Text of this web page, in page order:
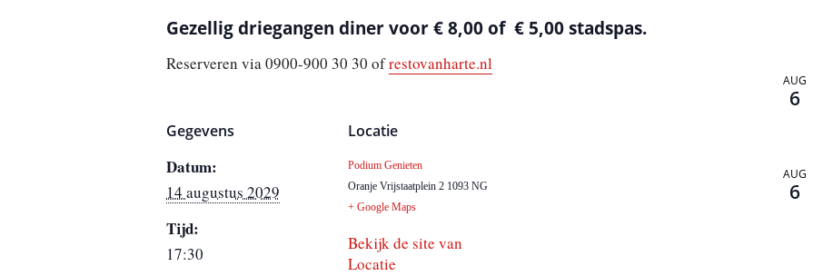
Gezellig driegangen diner voor € 8,00 of € 5,00 stadspas.
Reserveren via 0900-900 30 30 ofrestovanharte.nl
Gegevens
Datum:
14 augustus 2029
Tijd:
17:30
Locatie
Podium Genieten
Oranje Vrijstaatplein 2 1093 NG
+ Google Maps
Bekijk de site van
Locatie
AUG
6
AUG
6